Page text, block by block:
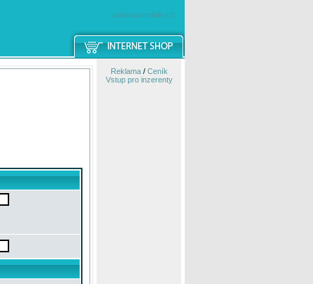
windowsmobile.cz
Reklama/ Ceník
Vstup pro inzerenty